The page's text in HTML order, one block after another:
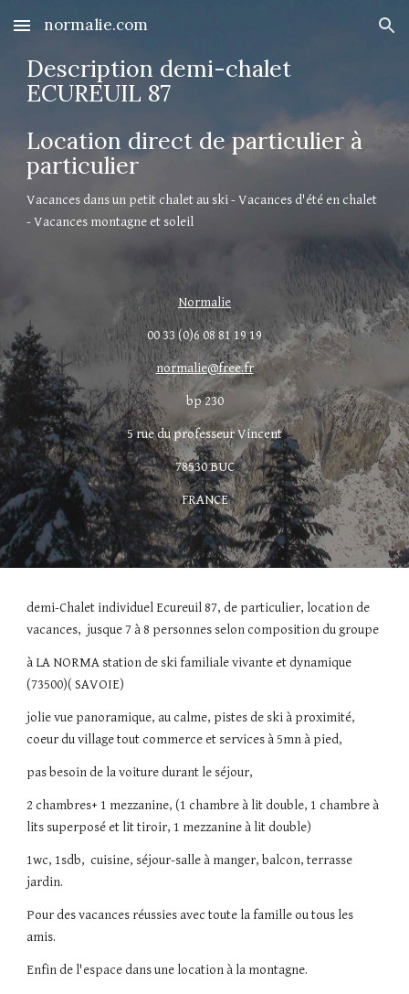
Skip to main content Skip to navigation
normalie.com
Description demi-chalet
ECUREUIL 87
Location direct de particulier à
particulier
Vacances dans un petit chalet au ski - Vacances d'été en chalet
- Vacances montagne et soleil
Normalie
00 33 (0)6 08 81 19 19
normalie@free.fr
bp 230
5 rue du professeur Vincent
78530 BUC
FRANCE
demi-Chalet individuel Ecureuil 87, de particulier, location de
vacances,  jusque 7 à 8 personnes selon composition du groupe
à LA NORMA station de ski familiale vivante et dynamique
(73500)( SAVOIE)
jolie vue panoramique, au calme, pistes de ski à proximité,
coeur du village tout commerce et services à 5mn à pied,
pas besoin de la voiture durant le séjour,
2 chambres+ 1 mezzanine, (1 chambre à lit double, 1 chambre à
lits superposé et lit tiroir, 1 mezzanine à lit double)
1wc, 1sdb,  cuisine, séjour-salle à manger, balcon, terrasse
jardin.
Pour des vacances réussies avec toute la famille ou tous les
amis.
Enfin de l'espace dans une location à la montagne.